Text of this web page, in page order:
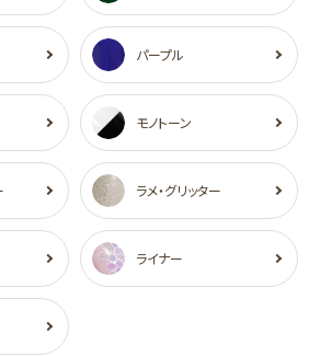
パープル
モノトーン
ラメ・グリッター
ライナー